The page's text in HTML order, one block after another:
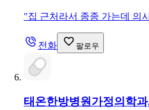
"집 근처라서 종종 가는데 의
전화 팔로우
태온한방병원 가정의학